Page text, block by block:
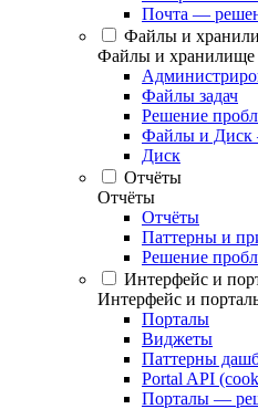
Почта —
Файлы и
Файлы и хранилище
Файлы задач
Решение
Файлы и Диск
Диск
Отчёты
Отчёты
Отчёты
Паттерны и
Решение
Интерфейс и
Интерфейс и
Порталы
Виджеты
Паттерны
Portal API
Порталы —